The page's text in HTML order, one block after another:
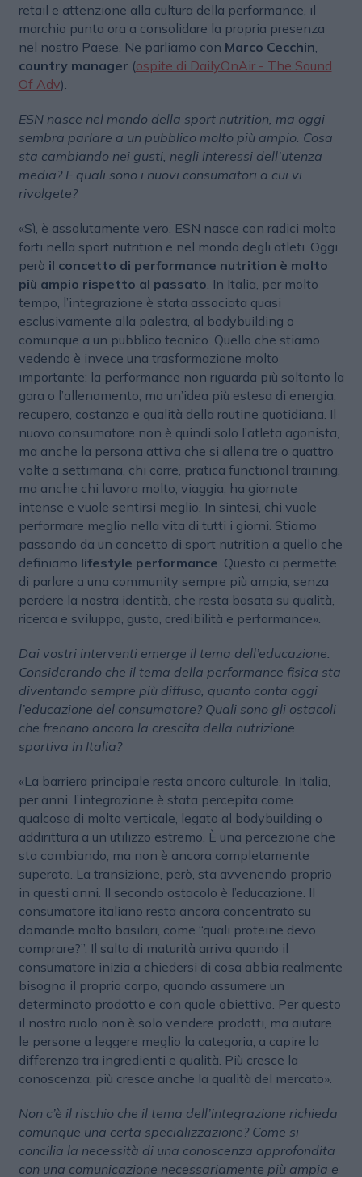
retail e attenzione alla cultura della performance, il
marchio punta ora a consolidare la propria presenza
nel nostro Paese. Ne parliamo con Marco Cecchin
country manager (ospite di DailyOnAir - The Sound
Of Adv).
ESN nasce nel mondo della sport nutrition, ma oggi
sembra parlare a un pubblico molto più ampio. Cosa
sta cambiando nei gusti, negli interessi dell’utenza
media? E quali sono i nuovi consumatori a cui vi
rivolgete?
«Sì, è assolutamente vero. ESN nasce con radici molto
forti nella sport nutrition e nel mondo degli atleti. Oggi
però il concetto di performance nutrition è molto
più ampio rispetto al passato . In Italia, per molto
tempo, l’integrazione è stata associata quasi
esclusivamente alla palestra, al bodybuilding o
comunque a un pubblico tecnico. Quello che stiamo
vedendo è invece una trasformazione molto
importante: la performance non riguarda più soltanto la
gara o l’allenamento, ma un’idea più estesa di energia,
recupero, costanza e qualità della routine quotidiana. Il
nuovo consumatore non è quindi solo l’atleta agonista,
ma anche la persona attiva che si allena tre o quattro
volte a settimana, chi corre, pratica functional training,
ma anche chi lavora molto, viaggia, ha giornate
intense e vuole sentirsi meglio. In sintesi, chi vuole
performare meglio nella vita di tutti i giorni. Stiamo
passando da un concetto di sport nutrition a quello che
definiamo lifestyle performance . Questo ci permette
di parlare a una community sempre più ampia, senza
perdere la nostra identità, che resta basata su qualità,
ricerca e sviluppo, gusto, credibilità e performance».
Dai vostri interventi emerge il tema dell’educazione.
Considerando che il tema della performance fisica sta
diventando sempre più diffuso, quanto conta oggi
l’educazione del consumatore? Quali sono gli ostacoli
che frenano ancora la crescita della nutrizione
sportiva in Italia?
«La barriera principale resta ancora culturale. In Italia,
per anni, l’integrazione è stata percepita come
qualcosa di molto verticale, legato al bodybuilding o
addirittura a un utilizzo estremo. È una percezione che
sta cambiando, ma non è ancora completamente
superata. La transizione, però, sta avvenendo proprio
in questi anni. Il secondo ostacolo è l’educazione. Il
consumatore italiano resta ancora concentrato su
domande molto basilari, come “quali proteine devo
comprare?”. Il salto di maturità arriva quando il
consumatore inizia a chiedersi di cosa abbia realmente
bisogno il proprio corpo, quando assumere un
determinato prodotto e con quale obiettivo. Per questo
il nostro ruolo non è solo vendere prodotti, ma aiutare
le persone a leggere meglio la categoria, a capire la
differenza tra ingredienti e qualità. Più cresce la
conoscenza, più cresce anche la qualità del mercato».
Non c’è il rischio che il tema dell’integrazione richieda
comunque una certa specializzazione? Come si
concilia la necessità di una conoscenza approfondita
con una comunicazione necessariamente più ampia e